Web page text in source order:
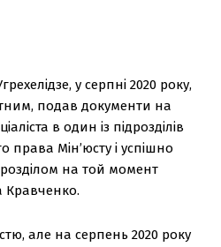
у серпні 2020 року,
подав документи на
в один із підрозділів
права Мін’юсту і успішно
на той момент
Кравченко.
але на серпень 2020 року